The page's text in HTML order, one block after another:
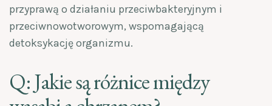
przyprawą o działaniu przeciwbakteryjnym i
przeciwnowotworowym, wspomagającą
detoksykację organizmu.
Q: Jakie są różnice między